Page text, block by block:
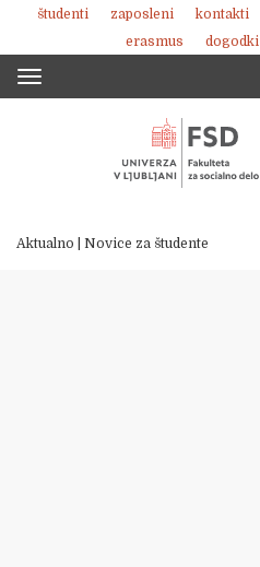
Skoči
vsebino
študenti zaposleni kontakti
erasmus
dogodki
Aktualno Novice za študente